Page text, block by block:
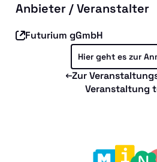
Anbieter / Veranstalter
Futurium gGmbH
Hier geht es zur
Zur
Veranstaltung